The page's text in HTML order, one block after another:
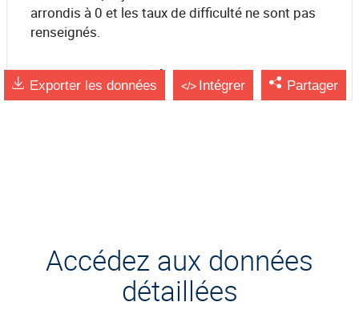
arrondis à 0 et les taux de difficulté ne sont pas
renseignés.
source France Travail
Exporter les données Intégrer Partager
Accédez aux données
détaillées